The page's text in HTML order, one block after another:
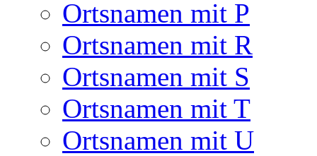
Ortsnamen mit P
Ortsnamen mit R
Ortsnamen mit S
Ortsnamen mit T
Ortsnamen mit U